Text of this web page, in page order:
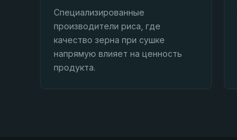
Специализированные
производители риса, где
качество зерна при сушке
напрямую влияет на ценность
продукта.